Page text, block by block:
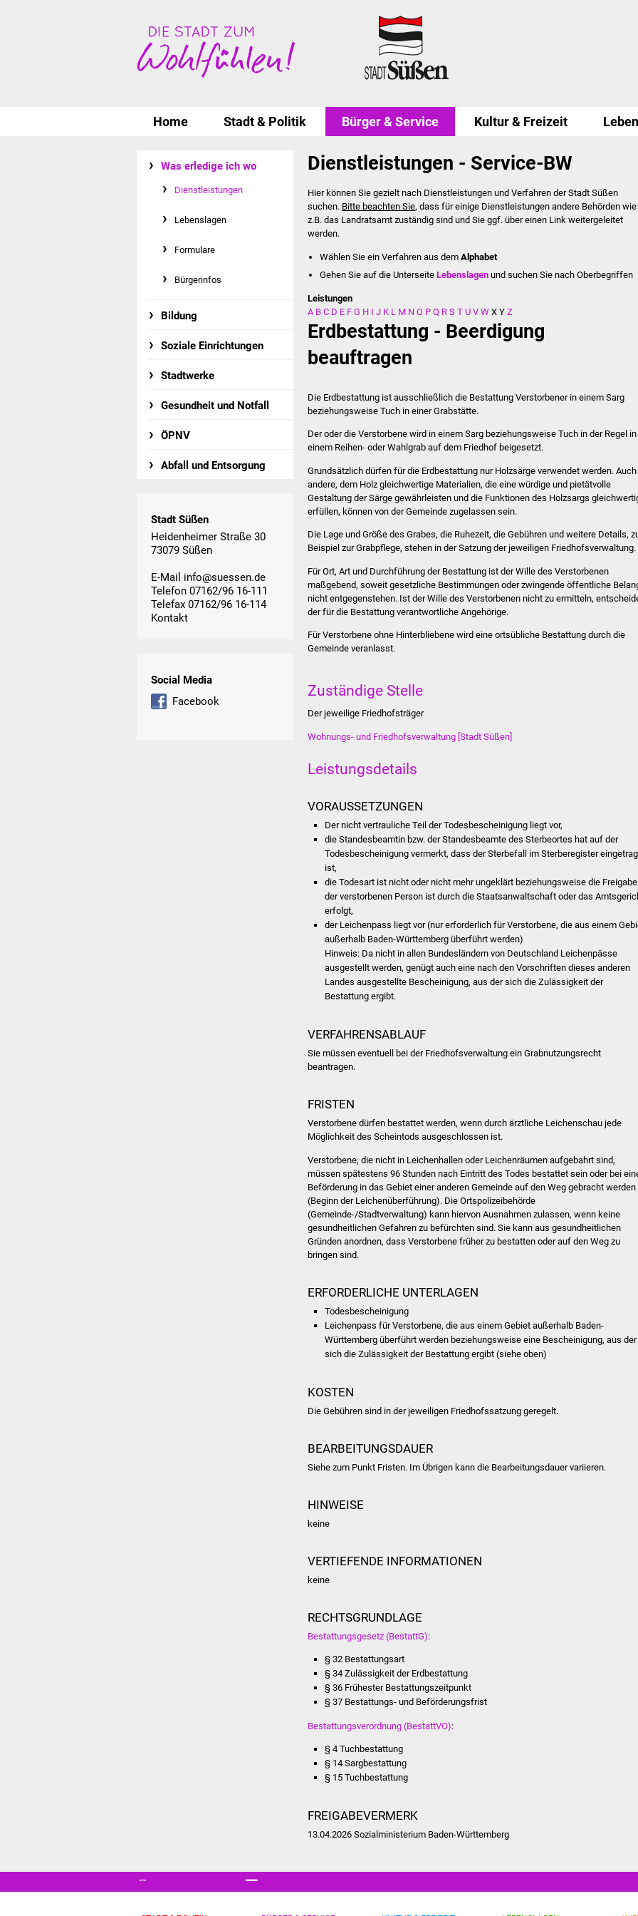
Home Stadt & Politik Bürger & Service Kultur & Freizeit
Was erledige ich wo
Dienstleistungen
Lebenslagen
Formulare
Bürgerinfos
Bildung
Soziale Einrichtungen
Stadtwerke
Gesundheit und Notfall
ÖPNV
Abfall und Entsorgung
Stadt Süßen
Heidenheimer Straße 30
73079 Süßen
E-Mail info@suessen.de
Telefon 07162/96 16-111
Telefax 07162/96 16-114
Kontakt
Social Media
Facebook
Dienstleistungen - Service-BW
Hier können Sie gezielt nach Dienstleistungen und Verfahren der Stadt Süßen
suchen. Bitte beachten Sie, dass für einige Dienstleistungen andere Behörden wie
z.B. das Landratsamt zuständig sind und Sie ggf. über einen Link weitergeleitet
werden.
Wählen Sie ein Verfahren aus dem Alphabet
Gehen Sie auf die UnterseiteLebenslagen und suchen Sie nach Oberbegriffen
Leistungen
A B C D E F G H I J K L M N O P Q R S T U V W X Y Z
Erdbestattung - Beerdigung
beauftragen
Die Erdbestattung ist ausschließlich die Bestattung Verstorbener in einem Sarg
beziehungsweise Tuch in einer Grabstätte.
Der oder die Verstorbene wird in einem Sarg beziehungsweise Tuch in der Regel in
einem Reihen- oder Wahlgrab auf dem Friedhof beigesetzt.
Grundsätzlich dürfen für die Erdbestattung nur Holzsärge verwendet werden. Auch
andere, dem Holz gleichwertige Materialien, die eine würdige und pietätvolle
Gestaltung der Särge gewährleisten und die Funktionen des Holzsargs
erfüllen, können von der Gemeinde zugelassen sein.
Die Lage und Größe des Grabes, die Ruhezeit, die Gebühren und weitere Details,
Beispiel zur Grabpflege, stehen in der Satzung der jeweiligen Friedhofsverwaltung.
Für Ort, Art und Durchführung der Bestattung ist der Wille des Verstorbenen
maßgebend, soweit gesetzliche Bestimmungen oder zwingende öffentliche
nicht entgegenstehen. Ist der Wille des Verstorbenen nicht zu ermitteln,
der für die Bestattung verantwortliche Angehörige.
Für Verstorbene ohne Hinterbliebene wird eine ortsübliche Bestattung durch die
Gemeinde veranlasst.
Zuständige Stelle
Der jeweilige Friedhofsträger
Wohnungs- und Friedhofsverwaltung [Stadt Süßen]
Leistungsdetails
VORAUSSETZUNGEN
Der nicht vertrauliche Teil der Todesbescheinigung liegt vor,
die Standesbeamtin bzw. der Standesbeamte des Sterbeortes hat auf der
Todesbescheinigung vermerkt, dass der Sterbefall im Sterberegister
ist,
die Todesart ist nicht oder nicht mehr ungeklärt beziehungsweise die Freigabe
der verstorbenen Person ist durch die Staatsanwaltschaft oder das
erfolgt,
der Leichenpass liegt vor (nur erforderlich für Verstorbene, die aus einem
außerhalb Baden-Württemberg überführt werden)
Hinweis: Da nicht in allen Bundesländern von Deutschland Leichenpässe
ausgestellt werden, genügt auch eine nach den Vorschriften dieses anderen
Landes ausgestellte Bescheinigung, aus der sich die Zulässigkeit der
Bestattung ergibt.
VERFAHRENSABLAUF
Sie müssen eventuell bei der Friedhofsverwaltung ein Grabnutzungsrecht
beantragen.
FRISTEN
Verstorbene dürfen bestattet werden, wenn durch ärztliche Leichenschau jede
Möglichkeit des Scheintods ausgeschlossen ist.
Verstorbene, die nicht in Leichenhallen oder Leichenräumen aufgebahrt sind,
müssen spätestens 96 Stunden nach Eintritt des Todes bestattet sein oder bei
Beförderung in das Gebiet einer anderen Gemeinde auf den Weg gebracht werden
(Beginn der Leichenüberführung). Die Ortspolizeibehörde
(Gemeinde-/Stadtverwaltung) kann hiervon Ausnahmen zulassen, wenn keine
gesundheitlichen Gefahren zu befürchten sind. Sie kann aus gesundheitlichen
Gründen anordnen, dass Verstorbene früher zu bestatten oder auf den Weg zu
bringen sind.
ERFORDERLICHE UNTERLAGEN
Todesbescheinigung
Leichenpass für Verstorbene, die aus einem Gebiet außerhalb Baden-
Württemberg überführt werden beziehungsweise eine Bescheinigung, aus der
sich die Zulässigkeit der Bestattung ergibt (siehe oben)
KOSTEN
Die Gebühren sind in der jeweiligen Friedhofssatzung geregelt.
BEARBEITUNGSDAUER
Siehe zum Punkt Fristen. Im Übrigen kann die Bearbeitungsdauer variieren.
HINWEISE
keine
VERTIEFENDE INFORMATIONEN
keine
RECHTSGRUNDLAGE
Bestattungsgesetz (BestattG):
§ 32 Bestattungsart
§ 34 Zulässigkeit der Erdbestattung
§ 36 Frühester Bestattungszeitpunkt
§ 37 Bestattungs- und Beförderungsfrist
Bestattungsverordnung (BestattVO):
§ 4 Tuchbestattung
§ 14 Sargbestattung
§ 15 Tuchbestattung
FREIGABEVERMERK
13.04.2026 Sozialministerium Baden-Württemberg